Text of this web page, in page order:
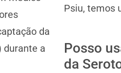
da
durante a
Psiu, temos
Posso
da